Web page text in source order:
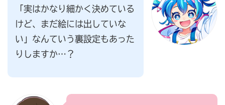
「実はかなり細かく決めている
けど、まだ絵には出していな
い」なんていう裏設定もあった
りしますか…？